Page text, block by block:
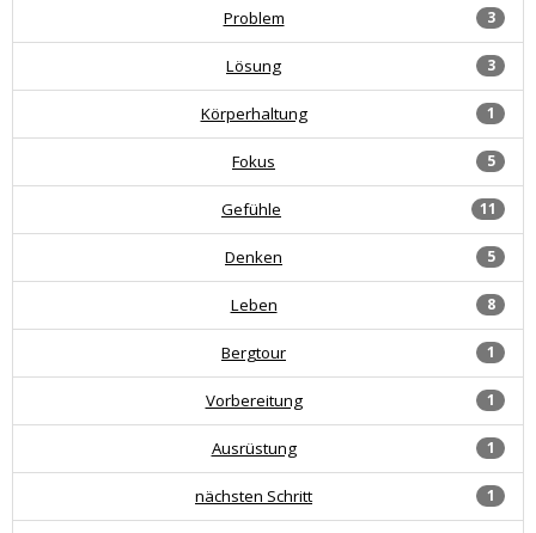
3
Problem
3
Lösung
1
Körperhaltung
5
Fokus
11
Gefühle
5
Denken
8
Leben
1
Bergtour
1
Vorbereitung
1
Ausrüstung
1
nächsten Schritt